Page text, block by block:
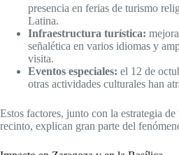
presencia en ferias de turismo
Latina.
Infraestructura turística:
señalética en varios idiomas y
visita.
Eventos especiales: el 12 de
otras actividades culturales han
Estos factores, junto con la estrategia
recinto, explican gran parte del